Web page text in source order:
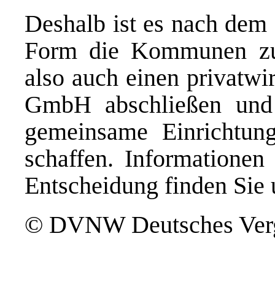
Deshalb ist es nach
Form die Kommunen
also auch einen
GmbH abschließen
gemeinsame
schaffen.
Entscheidung finden